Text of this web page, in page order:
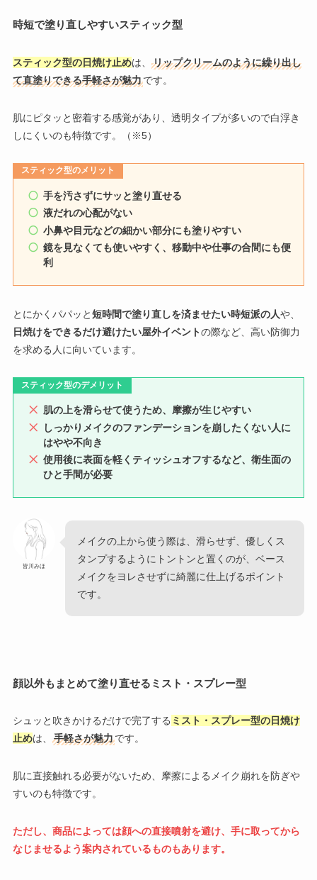
時短で塗り直しやすいスティック型
スティック型の日焼け止めは、
リップクリームのように繰り出し
て直塗りできる手軽さが魅力です。
肌にピタッと密着する感覚があり、透明タイプが多いので白浮き
しにくいのも特徴です。（※5）
スティック型のメリット
手を汚さずにサッと塗り直せる
液だれの心配がない
小鼻や目元などの細かい部分にも塗りやすい
鏡を見なくても使いやすく、移動中や仕事の合間にも便
利
とにかくパパッと短時間で塗り直しを済ませたい時短派の人や、
日焼けをできるだけ避けたい屋外イベントの際など、高い防御力
を求める人に向いています。
スティック型のデメリット
肌の上を滑らせて使うため、摩擦が生じやすい
しっかりメイクのファンデーションを崩したくない人に
はやや不向き
使用後に表面を軽くティッシュオフするなど、衛生面の
ひと手間が必要
皆川みほ
メイクの上から使う際は、滑らせず、優しくス
タンプするようにトントンと置くのが、ベース
メイクをヨレさせずに綺麗に仕上げるポイント
です。
顔以外もまとめて塗り直せるミスト・スプレー型
シュッと吹きかけるだけで完了する ミスト・スプレー型の日焼け
止めは、 手軽さが魅力です。
肌に直接触れる必要がないため、摩擦によるメイク崩れを防ぎや
すいのも特徴です。
ただし、商品によっては顔への直接噴射を避け、手に取ってから
なじませるよう案内されているものもあります。